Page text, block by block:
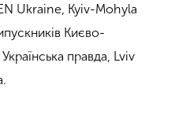
Ukraine, Kyiv-Mohyla
Києво-
правда, Lviv